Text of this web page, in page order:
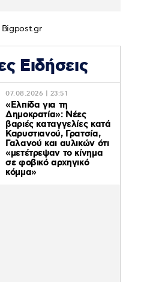
Bigpost.gr
Ειδήσεις
07.08.2026 | 23:51
«Ελπίδα για τη
Δημοκρατία»: Νέες
βαριές καταγγελίες κατά
Καρυστιανού, Γρατσία,
Γαλανού και αυλικών ότι
«μετέτρεψαν το κίνημα
σε φοβικό αρχηγικό
κόμμα»